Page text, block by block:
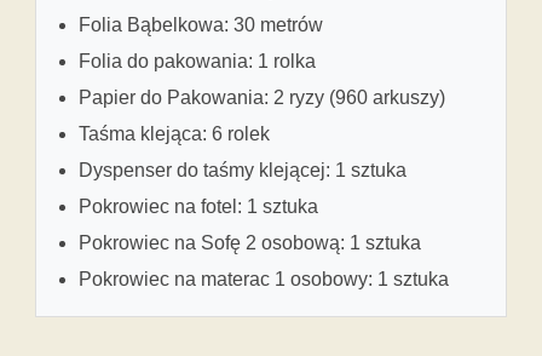
Folia Bąbelkowa: 30 metrów
Folia do pakowania: 1 rolka
Papier do Pakowania: 2 ryzy (960 arkuszy)
Taśma klejąca: 6 rolek
Dyspenser do taśmy klejącej: 1 sztuka
Pokrowiec na fotel: 1 sztuka
Pokrowiec na Sofę 2 osobową: 1 sztuka
Pokrowiec na materac 1 osobowy: 1 sztuka